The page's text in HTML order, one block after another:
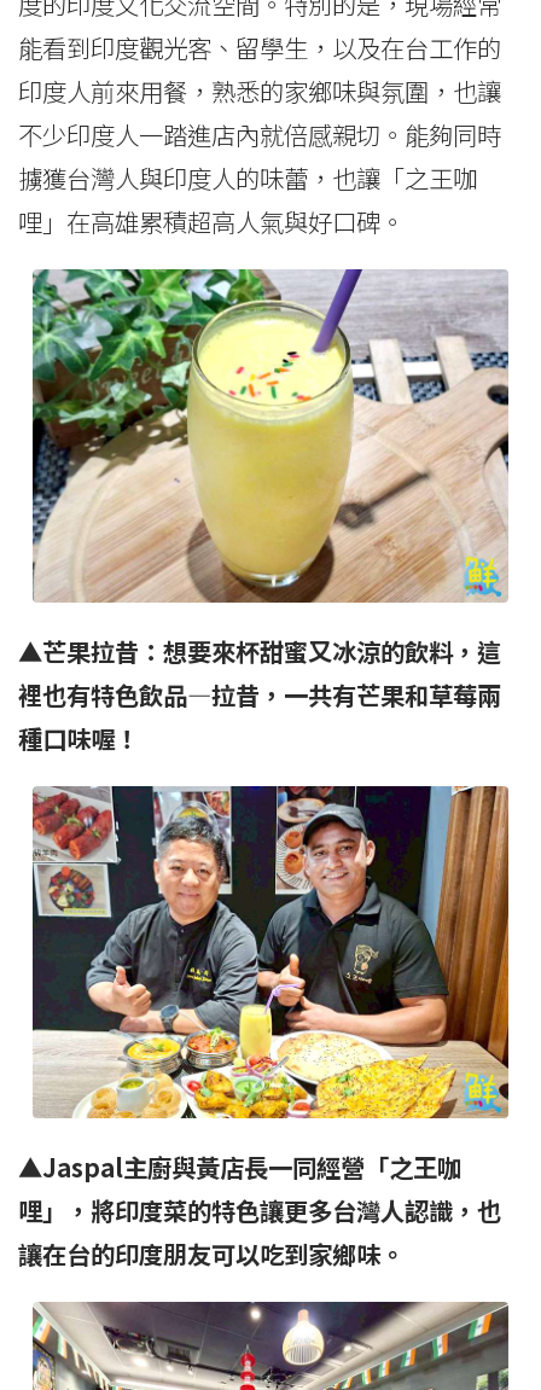
能看到印度觀光客、留學生，以及在台工作的
印度人前來用餐，熟悉的家鄉味與氛圍，也讓
不少印度人一踏進店內就倍感親切。能夠同時
擄獲台灣人與印度人的味蕾，也讓「之王咖
哩」在高雄累積超高人氣與好口碑。
▲芒果拉昔：想要來杯甜蜜又冰涼的飲料，這
裡也有特色飲品—拉昔，一共有芒果和草莓兩
種口味喔！
▲Jaspal主廚與黃店長一同經營「之王咖
哩」，將印度菜的特色讓更多台灣人認識，也
讓在台的印度朋友可以吃到家鄉味。